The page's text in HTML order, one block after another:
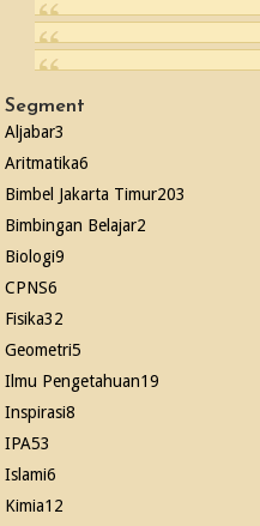
Segment
Aljabar3
Aritmatika6
Bimbel Jakarta Timur203
Bimbingan Belajar2
Biologi9
CPNS6
Fisika32
Geometri5
Ilmu Pengetahuan19
Inspirasi8
IPA53
Islami6
Kimia12